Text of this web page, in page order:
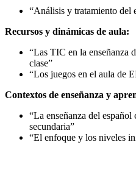
“Análisis y tratamiento del
Recursos y dinámicas de aula:
“Las TIC en la enseñanza
clase”
“Los juegos en el aula de
Contextos de enseñanza y
“La enseñanza del
secundaria”
“El enfoque y los niveles